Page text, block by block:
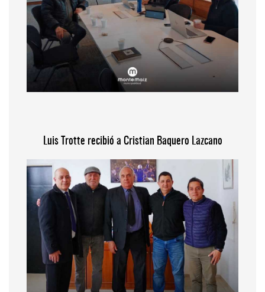
Luis Trotte recibió a Cristian Baquero Lazcano